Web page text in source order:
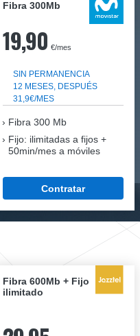
Fibra 300Mb
19,90 €/mes
SIN PERMANENCIA
12 MESES, DESPUÉS
31,9€/MES
Fibra 300 Mb
Fijo: ilimitadas a fijos +
50min/mes a móviles
Contratar
Fibra 600Mb + Fijo
ilimitado